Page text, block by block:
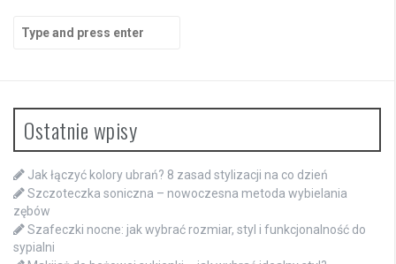
for:
Ostatnie wpisy
Jak łączyć kolory ubrań? 8 zasad stylizacji na co dzień
Szczoteczka soniczna – nowoczesna metoda wybielania
zębów
Szafeczki nocne: jak wybrać rozmiar, styl i funkcjonalność do
sypialni